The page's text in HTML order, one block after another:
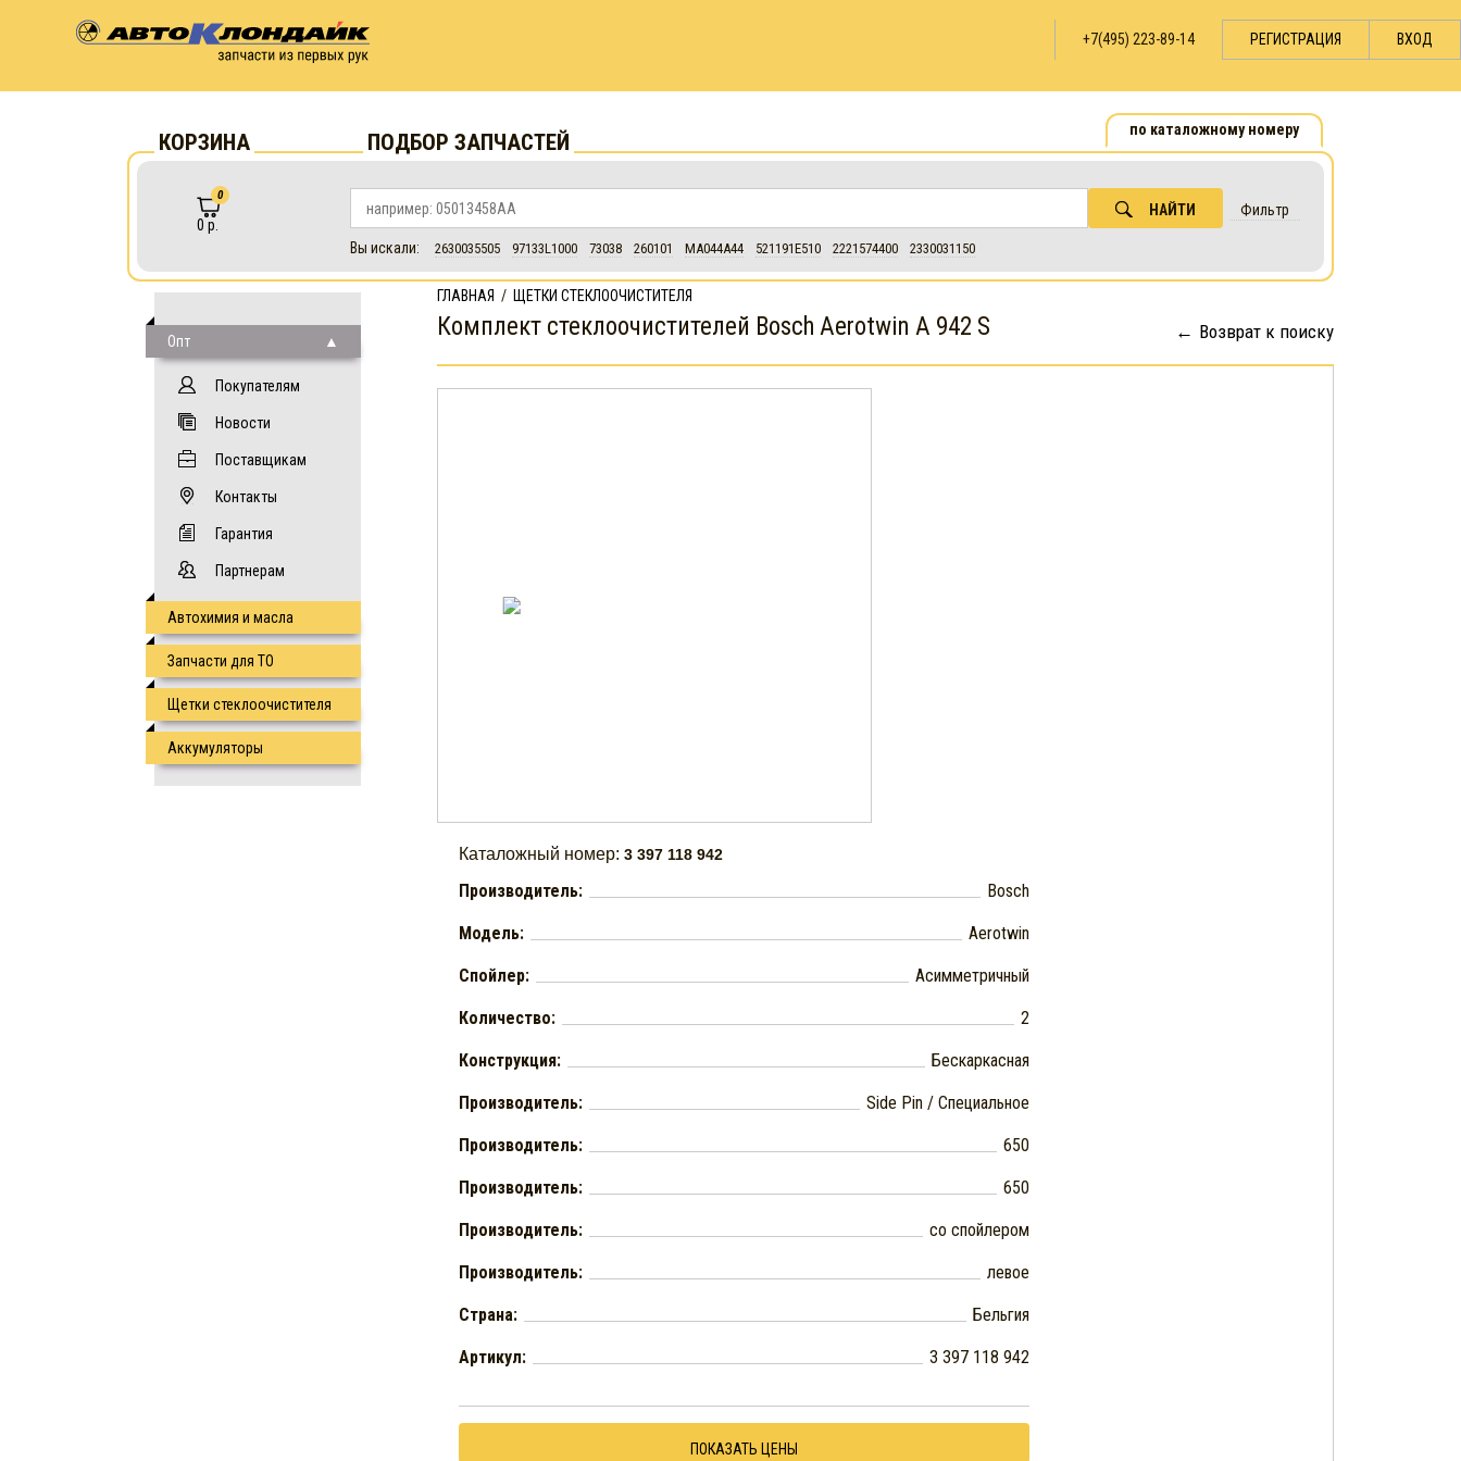
+7(495) 223-89-14 РЕГИСТРАЦИЯ ВХОД
КОРЗИНА ПОДБОР ЗАПЧАСТЕЙ по каталожному номеру
0
0 р.
НАЙТИ Фильтр
Вы искали: 2630035505 97133L1000 73038 260101 MA044A44 521191E510 2221574400 2330031150
Опт
Покупателям
Новости
Поставщикам
Контакты
Гарантия
Партнерам
Автохимия и масла
Запчасти для ТО
Щетки стеклоочистителя
Аккумуляторы
ГЛАВНАЯ / ЩЕТКИ СТЕКЛООЧИСТИТЕЛЯ
Комплект стеклоочистителей Bosch Aerotwin A 942 S Возврат к поиску
Каталожный номер: 3 397 118 942
Производитель: Bosch
Модель: Aerotwin
Спойлер: Асимметричный
Количество: 2
Конструкция: Бескаркасная
Производитель: Side Pin / Специальное
Производитель: 650
Производитель: 650
Производитель: со спойлером
Производитель: левое
Страна: Бельгия
Артикул: 3 397 118 942
ПОКАЗАТЬ ЦЕНЫ